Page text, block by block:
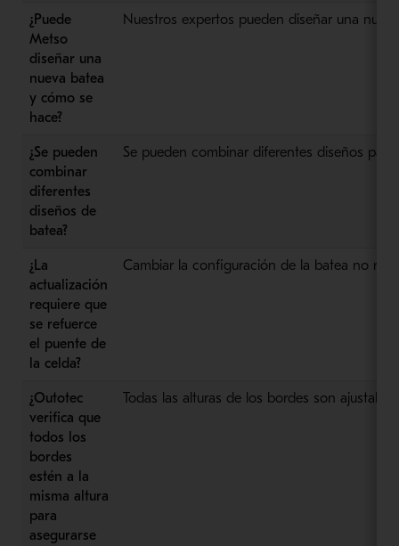
¿Puede
Metso
diseñar una
nueva batea
y cómo se
hace?
Nuestros expertos pueden diseñar una
¿Se pueden
combinar
diferentes
diseños de
batea?
Se pueden combinar diferentes diseños
¿La
actualización
requiere que
se refuerce
el puente de
la celda?
Cambiar la configuración de la batea no
¿Outotec
verifica que
todos los
bordes
estén a la
misma altura
para
asegurarse
Todas las alturas de los bordes son